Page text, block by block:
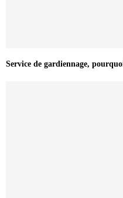
Service de gardiennage,